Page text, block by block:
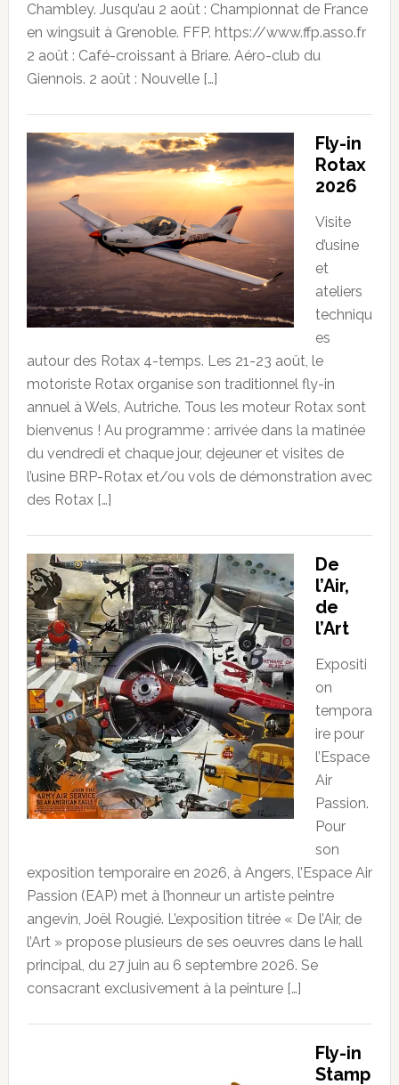
Chambley. Jusqu’au 2 août : Championnat de France
en wingsuit à Grenoble. FFP. https://www.ffp.asso.fr
2 août : Café-croissant à Briare. Aéro-club du
Giennois. 2 août : Nouvelle […]
Fly-in
Rotax
2026
Visite
d’usine
et
ateliers
techniqu
es
autour des Rotax 4-temps. Les 21-23 août, le
motoriste Rotax organise son traditionnel fly-in
annuel à Wels, Autriche. Tous les moteur Rotax sont
bienvenus ! Au programme : arrivée dans la matinée
du vendredi et chaque jour, dejeuner et visites de
l’usine BRP-Rotax et/ou vols de démonstration avec
des Rotax […]
De
l’Air,
de
l’Art
Expositi
on
tempora
ire pour
l’Espace
Air
Passion.
Pour
son
exposition temporaire en 2026, à Angers, l’Espace Air
Passion (EAP) met à l’honneur un artiste peintre
angevin, Joël Rougié. L’exposition titrée « De l’Air, de
l’Art » propose plusieurs de ses oeuvres dans le hall
principal, du 27 juin au 6 septembre 2026. Se
consacrant exclusivement à la peinture […]
Fly-in
Stamp